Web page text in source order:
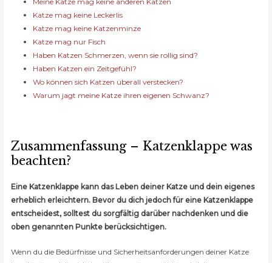
Katze mag keine Leckerlis
Katze mag keine Katzenminze
Katze mag nur Fisch
Haben Katzen Schmerzen, wenn sie rollig sind?
Haben Katzen ein Zeitgefühl?
Wo können sich Katzen überall verstecken?
Warum jagt meine Katze ihren eigenen Schwanz?
Zusammenfassung – Katzenklappe was
beachten?
Eine Katzenklappe kann das Leben deiner Katze und dein eigenes
erheblich erleichtern. Bevor du dich jedoch für eine Katzenklappe
entscheidest, solltest du sorgfältig darüber nachdenken und die
oben genannten Punkte berücksichtigen.
Wenn du die Bedürfnisse und Sicherheitsanforderungen deiner Katze